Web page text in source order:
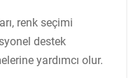
renk seçimi
destek
yardımcı olur.